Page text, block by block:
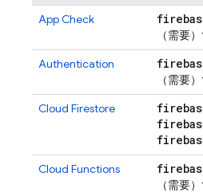
App Check
（需要）
Authentication
（需要）
Cloud Firestore
Cloud Functions
（需要）